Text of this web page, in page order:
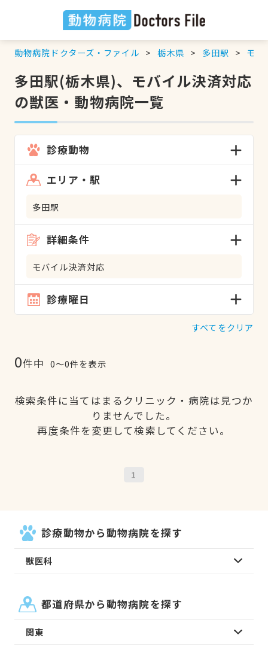
動物病院ドクターズ・ファイル 栃木県 多田駅 モバ
多田駅(栃木県)、モバイル決済対応
の獣医・動物病院一覧
診療動物
エリア・駅
多田駅
詳細条件
モバイル決済対応
診療曜日
すべてをクリア
0件中 0〜0件を表示
検索条件に当てはまるクリニック・病院は見つか
りませんでした。
再度条件を変更して検索してください。
1
診療動物から動物病院を探す
獣医科
都道府県から動物病院を探す
関東